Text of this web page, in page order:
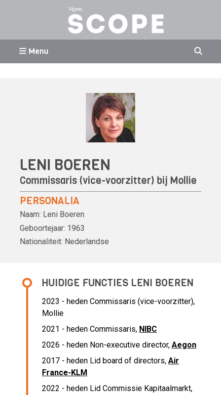
Menu
LENI BOEREN
Commissaris (vice-voorzitter) bij Mollie
PERSONALIA
Naam: Leni Boeren
Geboortejaar: 1963
Nationaliteit: Nederlandse
HUIDIGE FUNCTIES LENI BOEREN
2023 - heden Commissaris (vice-voorzitter),
Mollie
2021 - heden Commissaris, NIBC
2026 - heden Non-executive director, Aegon
2017 - heden Lid board of directors, Air
France-KLM
2022 - heden Lid Commissie Kapitaalmarkt,